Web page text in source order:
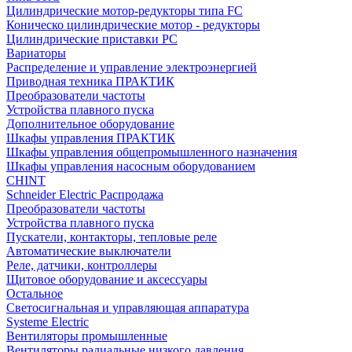
Цилиндрические мотор-редукторы типа FC
Коническо цилиндрические мотор - редукторы
Цилиндрические приставки PC
Вариаторы
Распределение и управление электроэнергией
Приводная техника ПРАКТИК
Преобразователи частоты
Устройства плавного пуска
Дополнительное оборудование
Шкафы управления ПРАКТИК
Шкафы управления общепромышленного назначения
Шкафы управления насосным оборудованием
CHINT
Schneider Electric Распродажа
Преобразователи частоты
Устройства плавного пуска
Пускатели, контакторы, тепловые реле
Автоматические выключатели
Реле, датчики, контроллеры
Щитовое оборудование и аксессуары
Остальное
Светосигнальная и управляющая аппаратура
Systeme Electric
Вентиляторы промышленные